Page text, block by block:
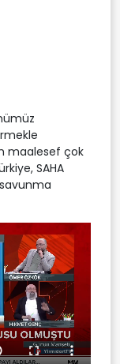
maalesef çok
SAHA